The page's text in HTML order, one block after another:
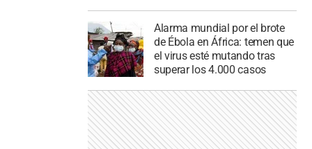
Alarma mundial por el brote
de Ébola en África: temen que
el virus esté mutando tras
superar los 4.000 casos